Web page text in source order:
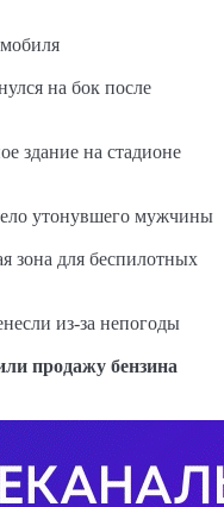
на бок после
здание на стадионе
утонувшего мужчины
зона для беспилотных
из-за непогоды
продажу бензина